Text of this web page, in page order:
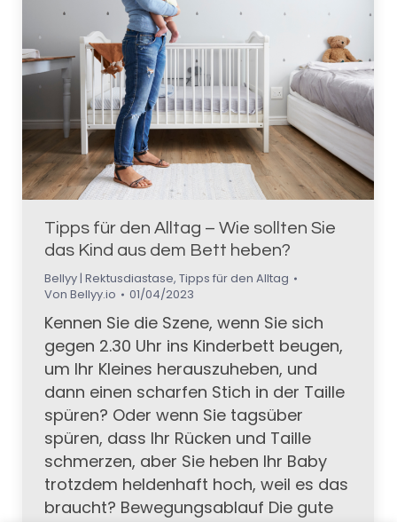
Tipps für den Alltag – Wie sollten Sie
das Kind aus dem Bett heben?
Bellyy | Rektusdiastase, Tipps für den Alltag
Von Bellyy.io 01/04/2023
Kennen Sie die Szene, wenn Sie sich
gegen 2.30 Uhr ins Kinderbett beugen,
um Ihr Kleines herauszuheben, und
dann einen scharfen Stich in der Taille
spüren? Oder wenn Sie tagsüber
spüren, dass Ihr Rücken und Taille
schmerzen, aber Sie heben Ihr Baby
trotzdem heldenhaft hoch, weil es das
braucht? Bewegungsablauf Die gute